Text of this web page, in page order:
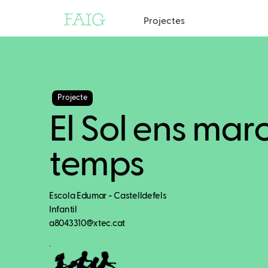
Projectes
Projecte
El Sol ens
temps
Escola Edumar - Castelldefels
Infantil
a8043310@xtec.cat